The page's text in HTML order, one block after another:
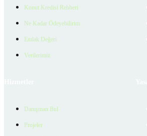
Konut Kredisi Rehberi
Ne Kadar Ödeyebilirim
Emlak Değeri
Verilerimiz
Danışman Bul
Projeler